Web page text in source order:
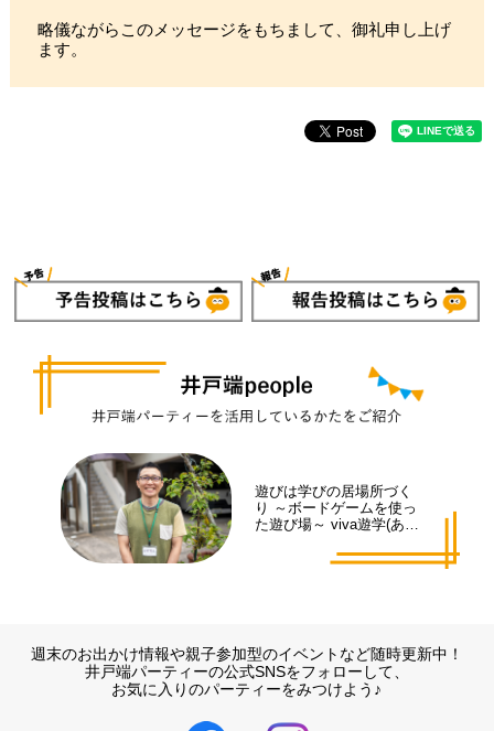
略儀ながらこのメッセージをもちまして、御礼申し上げ
ます。
遊びは学びの居場所づく
り ～ボードゲームを使っ
た遊び場～ viva遊学(あそ
週末のお出かけ情報や親子参加型のイベントなど随時更新中！
井戸端パーティーの公式SNSをフォローして、
お気に入りのパーティーをみつけよう♪